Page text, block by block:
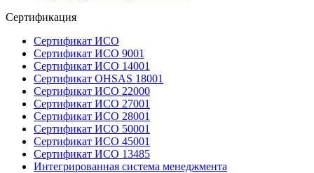
Сертификация
Сертификат ИСО
Сертификат ИСО 9001
Сертификат ИСО 14001
Сертификат OHSAS 18001
Сертификат ИСО 22000
Сертификат ИСО 27001
Сертификат ИСО 28001
Сертификат ИСО 50001
Сертификат ИСО 45001
Сертификат ИСО 13485
Интегрированная система менеджмента